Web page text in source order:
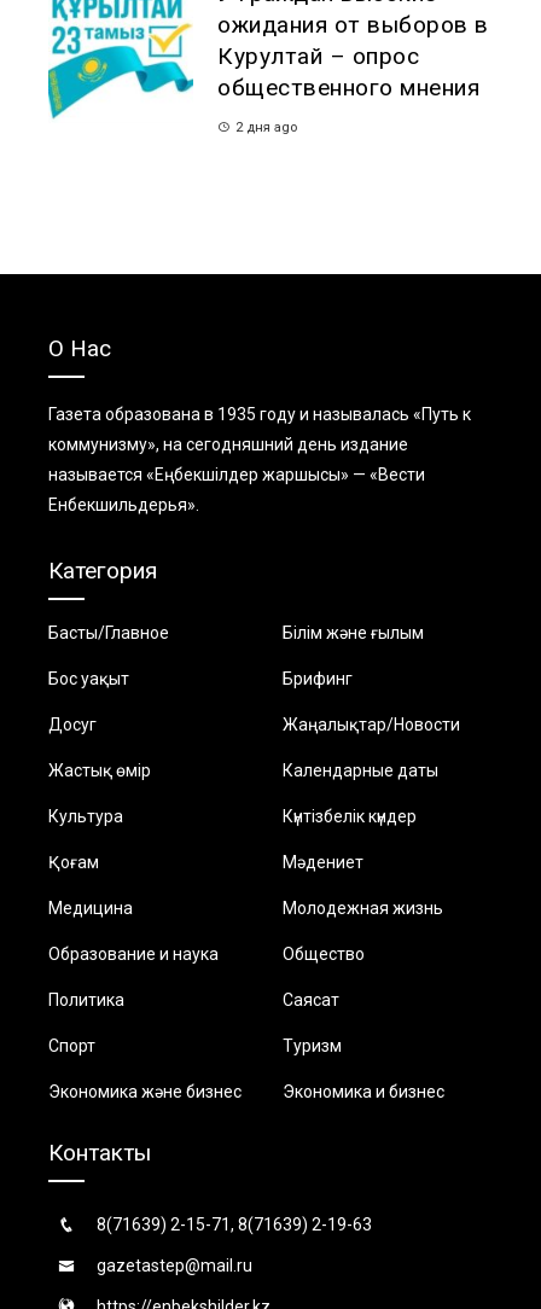
ожидания от выборов в
Курултай – опрос
общественного мнения
2 дня ago
О Нас
Газета образована в 1935 году и называлась «Путь к
коммунизму», на сегодняшний день издание
называется «Еңбекшiлдер жаршысы» — «Вести
Енбекшильдерья».
Категория
Басты/Главное Білім және ғылым
Бос уақыт Брифинг
Досуг Жаңалықтар/Новости
Жастық өмір Календарные даты
Культура Күнтізбелік күндер
Қоғам Мәдениет
Медицина Молодежная жизнь
Образование и наука Общество
Политика Саясат
Спорт Туризм
Экономика және бизнес Экономика и бизнес
Контакты
8(71639) 2-15-71, 8(71639) 2-19-63
gazetastep@mail.ru